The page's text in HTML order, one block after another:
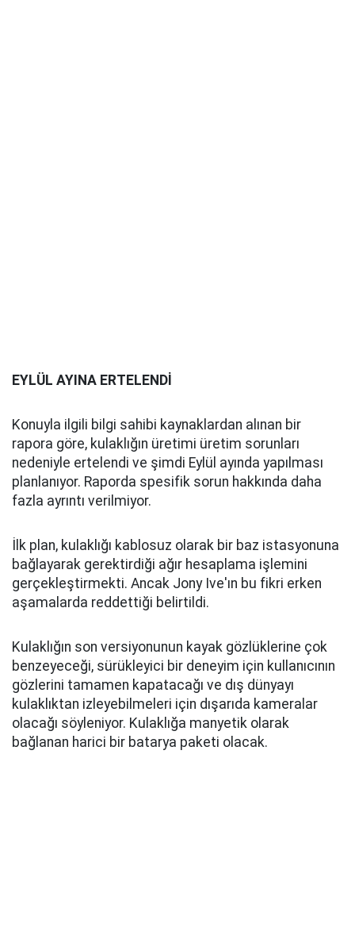
EYLÜL AYINA ERTELENDİ
Konuyla ilgili bilgi sahibi kaynaklardan alınan bir
rapora göre, kulaklığın üretimi üretim sorunları
nedeniyle ertelendi ve şimdi Eylül ayında yapılması
planlanıyor. Raporda spesifik sorun hakkında daha
fazla ayrıntı verilmiyor.
İlk plan, kulaklığı kablosuz olarak bir baz istasyonuna
bağlayarak gerektirdiği ağır hesaplama işlemini
gerçekleştirmekti. Ancak Jony Ive'ın bu fikri erken
aşamalarda reddettiği belirtildi.
Kulaklığın son versiyonunun kayak gözlüklerine çok
benzeyeceği, sürükleyici bir deneyim için kullanıcının
gözlerini tamamen kapatacağı ve dış dünyayı
kulaklıktan izleyebilmeleri için dışarıda kameralar
olacağı söyleniyor. Kulaklığa manyetik olarak
bağlanan harici bir batarya paketi olacak.